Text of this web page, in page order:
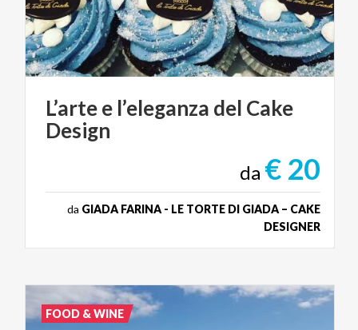
L’artee l’eleganza del Cake
Design
da € 20
da GIADA FARINA - LE TORTE DI GIADA – CAKE
DESIGNER
FOOD & WINE